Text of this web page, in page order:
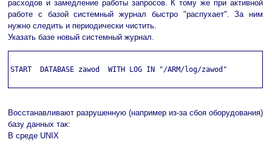
расходов и замедление работы запросов. К тому же при активной
работе с базой системный журнал быстро "распухает". За ним
нужно следить и периодически чистить.
Указать базе новый системный журнал.
START  DATABASE zawod  WITH LOG IN "/ARM/log/zawod"
Восстанавливают разрушенную (например из-за сбоя оборудования)
базу данных так:
В среде UNIX